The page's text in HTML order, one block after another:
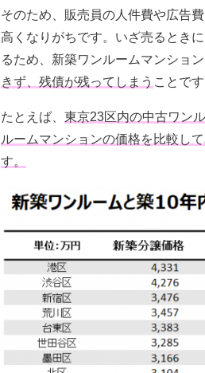
そのため、販売員の人件費や広告
高くなりがちです。いざ売るとき
るため、新築ワンルームマンショ
きず、残債が残ってしまう ことです
たとえば、 東京23区内の中古ワン
ルームマンションの価格を比較し
す。